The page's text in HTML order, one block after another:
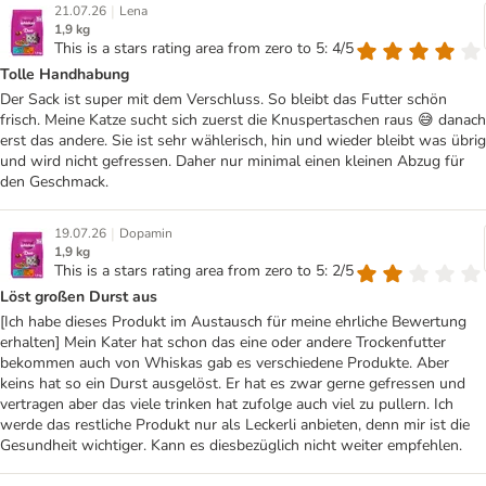
21.07.26 | Lena
1,9 kg
This is a stars rating area from zero to 5: 4/5
Tolle Handhabung
Der Sack ist super mit dem Verschluss. So bleibt das Futter schön
frisch. Meine Katze sucht sich zuerst die Knuspertaschen raus 😅 danach
erst das andere. Sie ist sehr wählerisch, hin und wieder bleibt was übrig
und wird nicht gefressen. Daher nur minimal einen kleinen Abzug für
den Geschmack.
19.07.26 | Dopamin
1,9 kg
This is a stars rating area from zero to 5: 2/5
Löst großen Durst aus
[Ich habe dieses Produkt im Austausch für meine ehrliche Bewertung
erhalten] Mein Kater hat schon das eine oder andere Trockenfutter
bekommen auch von Whiskas gab es verschiedene Produkte. Aber
keins hat so ein Durst ausgelöst. Er hat es zwar gerne gefressen und
vertragen aber das viele trinken hat zufolge auch viel zu pullern. Ich
werde das restliche Produkt nur als Leckerli anbieten, denn mir ist die
Gesundheit wichtiger. Kann es diesbezüglich nicht weiter empfehlen.